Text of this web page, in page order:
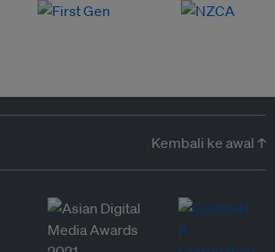
Kembali ke awal ↑